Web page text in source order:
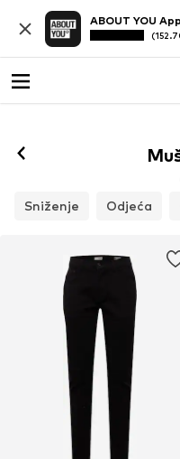
ABOUT YOU App
Sniženje
Odjeća